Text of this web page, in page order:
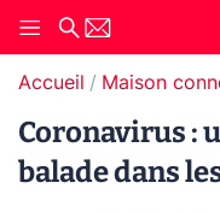
Accueil Maison
Coronavirus :
balade dans